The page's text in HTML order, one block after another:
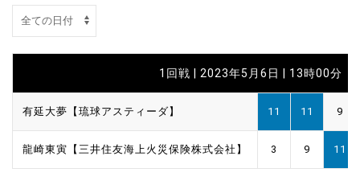
1回戦 | 2023年5月6日 | 13時00分
有延大夢【琉球アスティーダ】 11 11 9
龍崎東寅【三井住友海上火災保険株式会社】 3 9 11